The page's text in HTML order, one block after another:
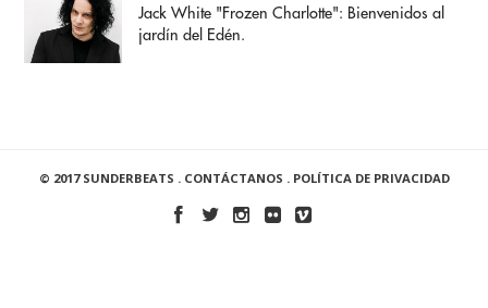
Jack White "Frozen Charlotte": Bienvenidos al
jardín del Edén.
© 2017 SUNDERBEATS . CONTÁCTANOS . POLÍTICA DE PRIVACIDAD